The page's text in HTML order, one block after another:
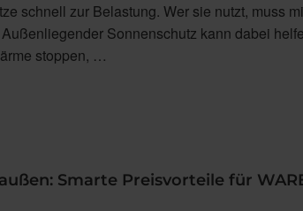
schnell zur Belastung. Wer sie nutzt, muss
Sonnenschutz kann dabei
stoppen, …
Smarte Preisvorteile für